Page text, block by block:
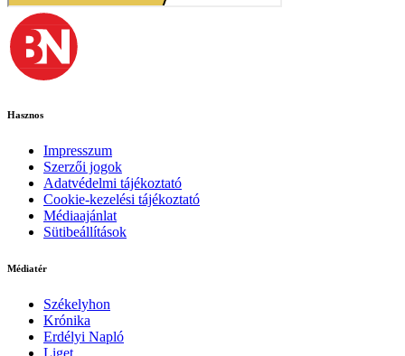
Hasznos
Impresszum
Szerzői jogok
Adatvédelmi tájékoztató
Cookie-kezelési tájékoztató
Médiaajánlat
Sütibeállítások
Médiatér
Székelyhon
Krónika
Erdélyi Napló
Liget